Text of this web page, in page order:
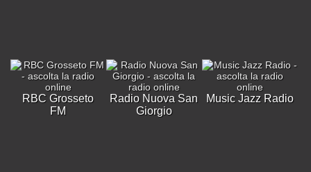
RBC Grosseto
FM
Radio Nuova San
Giorgio
Music Jazz Radio